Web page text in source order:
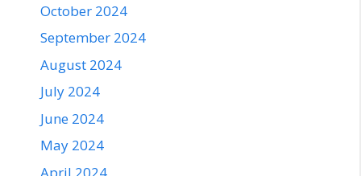
October 2024
September 2024
August 2024
July 2024
June 2024
May 2024
April 2024